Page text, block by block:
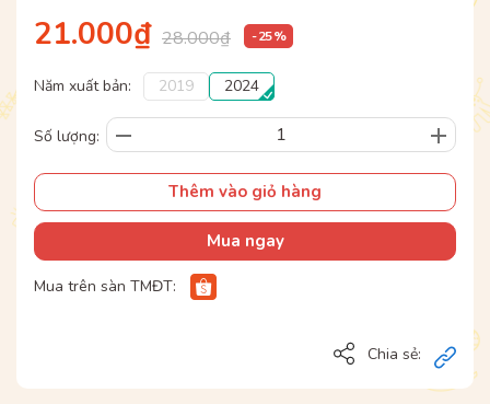
21.000₫ 28.000₫ - 25 %
Năm xuất bản: 2019 2024
Số lượng:
Thêm vào giỏ hàng
Mua ngay
Mua trên sàn TMĐT:
Chia sẻ: